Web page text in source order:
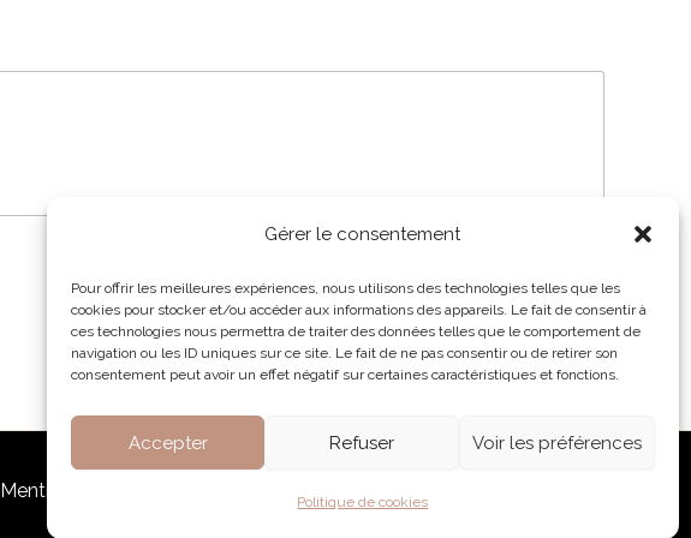
Gérer le consentement
Pour offrir les meilleures expériences, nous utilisons des technologies telles que les
cookies pour stocker et/ou accéder aux informations des appareils. Le fait de consentir à
ces technologies nous permettra de traiter des données telles que le comportement de
navigation ou les ID uniques sur ce site. Le fait de ne pas consentir ou de retirer son
consentement peut avoir un effet négatif sur certaines caractéristiques et fonctions.
Accepter Refuser Voir les préférences
Politique de cookies
Mentions légales